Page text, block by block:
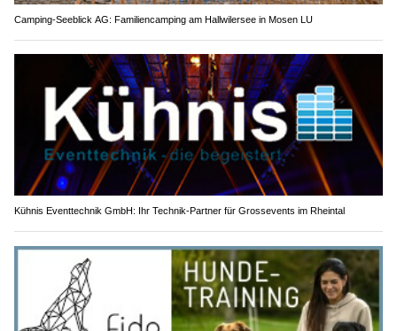
Camping-Seeblick AG: Familiencamping am Hallwilersee in Mosen LU
Kühnis Eventtechnik GmbH: Ihr Technik-Partner für Grossevents im Rheintal